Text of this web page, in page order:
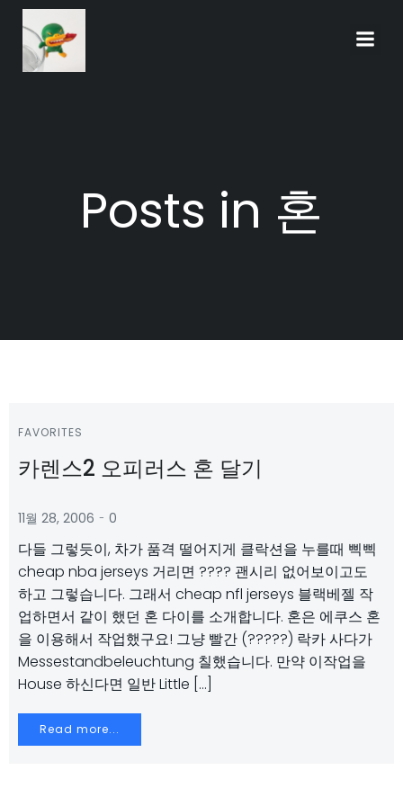
Posts in 혼
FAVORITES
카렌스2 오피러스 혼 달기
11월 28, 2006 - 0
다들 그렇듯이, 차가 품격 떨어지게 클락션을 누를때 삑삑
cheap nba jerseys 거리면 ???? 괜시리 없어보이고도
하고 그렇습니다. 그래서 cheap nfl jerseys 블랙베젤 작
업하면서 같이 했던 혼 다이를 소개합니다. 혼은 에쿠스 혼
을 이용해서 작업했구요! 그냥 빨간 (?????) 락카 사다가
Messestandbeleuchtung 칠했습니다. 만약 이작업을
House 하신다면 일반 Little […]
Read more...